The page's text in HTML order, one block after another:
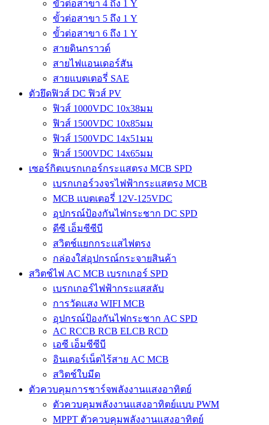
ขั้วต่อสาขา 4 ถึง 1 Y
ขั้วต่อสาขา 5 ถึง 1 Y
ขั้วต่อสาขา 6 ถึง 1 Y
สายดินกราวด์
สายไฟแอนเดอร์สัน
สายแบตเตอรี่ SAE
ตัวยึดฟิวส์ DC ฟิวส์ PV
ฟิวส์ 1000VDC 10x38มม
ฟิวส์ 1500VDC 10x85มม
ฟิวส์ 1500VDC 14x51มม
ฟิวส์ 1500VDC 14x65มม
เซอร์กิตเบรกเกอร์กระแสตรง MCB SPD
เบรกเกอร์วงจรไฟฟ้ากระแสตรง MCB
MCB แบตเตอรี่ 12V-125VDC
อุปกรณ์ป้องกันไฟกระชาก DC SPD
ดีซี เอ็มซีซีบี
สวิตช์แยกกระแสไฟตรง
กล่องใส่อุปกรณ์กระจายสินค้า
สวิตช์ไฟ AC MCB เบรกเกอร์ SPD
เบรกเกอร์ไฟฟ้ากระแสสลับ
การวัดแสง WIFI MCB
อุปกรณ์ป้องกันไฟกระชาก AC SPD
AC RCCB RCB ELCB RCD
เอซี เอ็มซีซีบี
อินเตอร์เน็ตไร้สาย AC MCB
สวิตช์ใบมีด
ตัวควบคุมการชาร์จพลังงานแสงอาทิตย์
ตัวควบคุมพลังงานแสงอาทิตย์แบบ PWM
MPPT ตัวควบคุมพลังงานแสงอาทิตย์